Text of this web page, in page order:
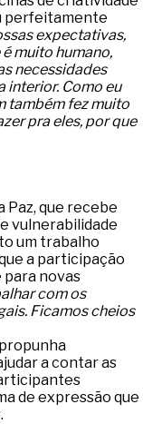
perfeitamente
expectativas,
muito humano,
necessidades
interior. Como eu
também fez muito
pra eles, por que
Paz, que recebe
vulnerabilidade
um trabalho
a participação
para novas
com os
Ficamos cheios
a contar as
de expressão que